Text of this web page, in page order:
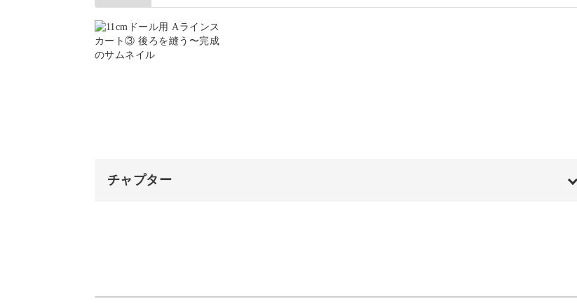
ギャザーが生む美しいシルエット
ギャザー用のミシンを2本かける
ギャザーを整える
チャプター